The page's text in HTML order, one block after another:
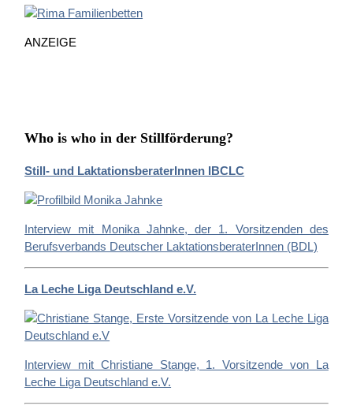
n
a
ANZEIGE
Who is who in der Stillförderung?
Still- und LaktationsberaterInnen IBCLC
Interview mit Monika Jahnke, der 1. Vorsitzenden des
Berufsverbands Deutscher LaktationsberaterInnen (BDL)
La Leche Liga Deutschland e.V.
Interview mit Christiane Stange, 1. Vorsitzende von La
Leche Liga Deutschland e.V.